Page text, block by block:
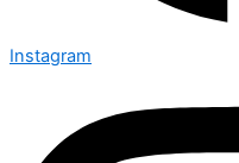
Instagram